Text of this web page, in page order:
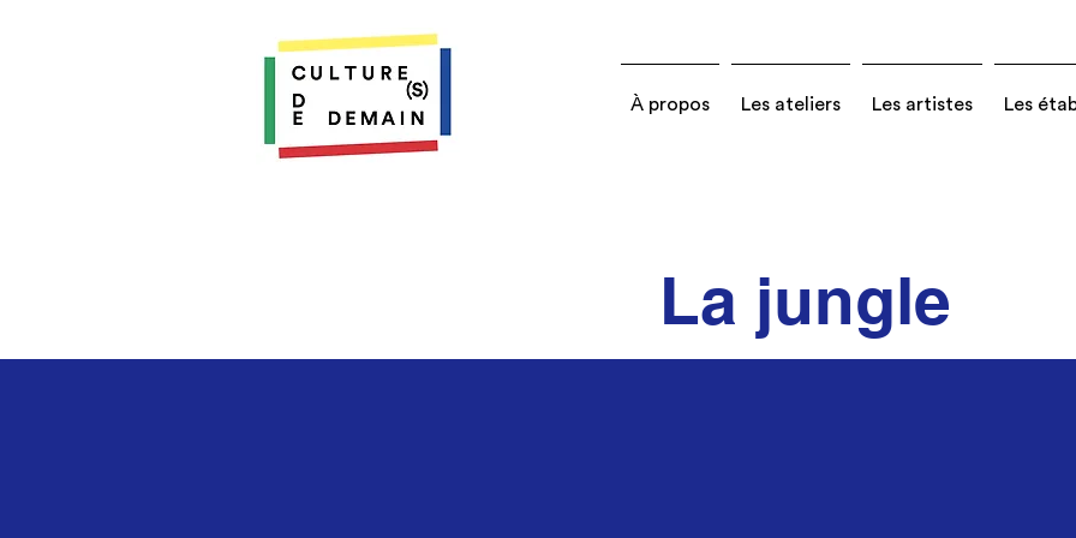
À propos Les ateliers Les artistes Les
La jungle